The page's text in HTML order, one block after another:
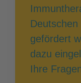
gefördert
dazu
Ihre